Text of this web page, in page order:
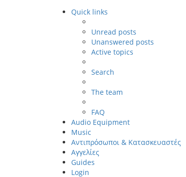
Quick links
Unread posts
Unanswered posts
Active topics
Search
The team
FAQ
Audio Equipment
Music
Αντιπρόσωποι & Κατασκευαστές
Αγγελίες
Guides
Login